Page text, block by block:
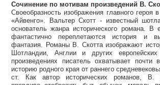
Сочинение по мотивам произведений В.
Своеобразность изображения главного героя
«Айвенго». Вальтер Скотт - известный
основатель жанра исторического романа. В
фантастично переплетаются история и
фантазия. Романы В. Скотта изображают
Шотландии, Англии и других
произведениях писатель охватывает почти
историю родного края от раннего
ст. Как автор исторических романов, В.